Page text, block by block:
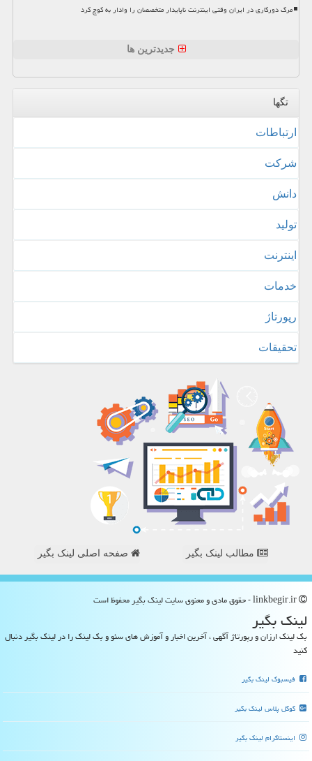
مرگ دورکاری در ایران وقتی اینترنت ناپایدار متخصصان را وادار به کوچ کرد
جدیدترین ها
تگها
ارتباطات
شركت
دانش
تولید
اینترنت
خدمات
رپورتاژ
تحقیقات
مطالب لینک بگیر صفحه اصلی لینک بگیر
لینك بگیر
بک لینک ارزان و رپورتاژ آگهی ، آخرین اخبار و آموزش های سئو و بک لینک را در لینک بگیر دنبال
کنید
فیسبوک لینک بگیر
گوگل پلاس لینک بگیر
اینستاگرام لینک بگیر